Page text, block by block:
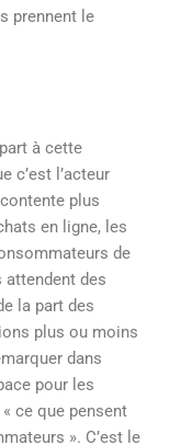
prennent le
à cette
c’est l’acteur
plus
en ligne, les
de
attendent des
la part des
plus ou moins
dans
pour les
ce que pensent
». C’est le